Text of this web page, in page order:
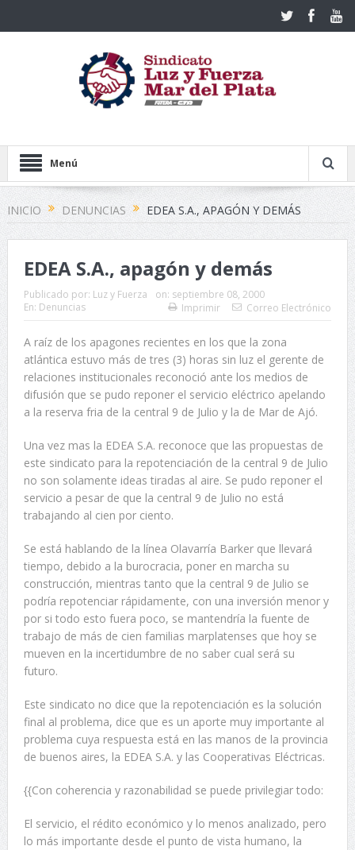
Menú
INICIO DENUNCIAS EDEA S.A., APAGÓN Y DEMÁS
EDEA S.A., apagón y demás
Publicado por: Luz y Fuerza on: septiembre 08, 2000
En: Denuncias Imprimir Correo Electrónico
A raíz de los apagones recientes en los que la zona
atlántica estuvo más de tres (3) horas sin luz el gerente de
relaciones institucionales reconoció ante los medios de
difusión que se pudo reponer el servicio eléctrico apelando
a la reserva fria de la central 9 de Julio y la de Mar de Ajó.
Una vez mas la EDEA S.A. reconoce que las propuestas de
este sindicato para la repotenciación de la central 9 de Julio
no son solamente ideas tiradas al aire. Se pudo reponer el
servicio a pesar de que la central 9 de Julio no está
trabajando al cien por ciento.
Se está hablando de la línea Olavarría Barker que llevará
tiempo, debido a la burocracia, poner en marcha su
construcción, mientras tanto que la central 9 de Julio se
podría repotenciar rápidamente, con una inversión menor y
por si todo esto fuera poco, se mantendría la fuente de
trabajo de más de cien familias marplatenses que hoy se
mueven en la incertidumbre de no saber cual será su
futuro.
Este sindicato no dice que la repotenciación es la solución
final al problema, dice que es un aporte muy importante al
problema cuya respuesta está en las manos de la provincia
de buenos aires, la EDEA S.A. y las Cooperativas Eléctricas.
{{Con coherencia y razonabilidad se puede privilegiar todo:
El servicio, el rédito económico y lo menos analizado, pero
lo más importante desde el punto de vista humano, la